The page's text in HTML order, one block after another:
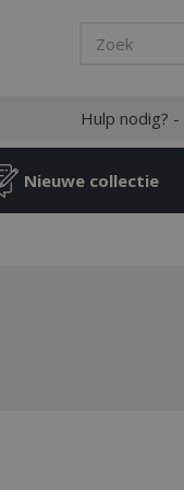
Hulp nodig? -
Nieuwe collectie